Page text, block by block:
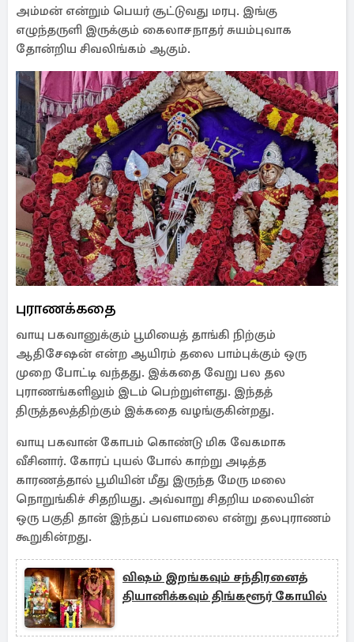
அம்மன் என்றும் பெயர் சூட்டுவது மரபு. இங்கு
எழுந்தருளி இருக்கும் கைலாசநாதர் சுயம்புவாக
தோன்றிய சிவலிங்கம் ஆகும்.
புராணக்கதை
வாயு பகவானுக்கும் பூமியைத் தாங்கி நிற்கும்
ஆதிசேஷன் என்ற ஆயிரம் தலை பாம்புக்கும் ஒரு
முறை போட்டி வந்தது. இக்கதை வேறு பல தல
புராணங்களிலும் இடம் பெற்றுள்ளது. இந்தத்
திருத்தலத்திற்கும் இக்கதை வழங்குகின்றது.
வாயு பகவான் கோபம் கொண்டு மிக வேகமாக
வீசினார். கோரப் புயல் போல் காற்று அடித்த
காரணத்தால் பூமியின் மீது இருந்த மேரு மலை
நொறுங்கிச் சிதறியது. அவ்வாறு சிதறிய மலையின்
ஒரு பகுதி தான் இந்தப் பவளமலை என்று தலபுராணம்
கூறுகின்றது.
விஷம் இறங்கவும் சந்திரனைத்
தியானிக்கவும் திங்களூர் கோயில்